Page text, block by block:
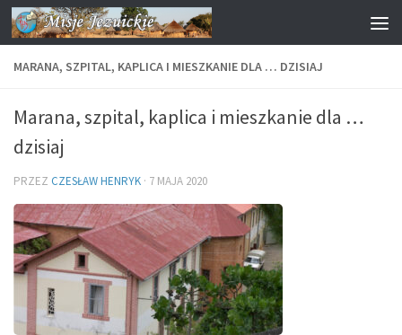
Przejdź do treści
MARANA, SZPITAL, KAPLICA I MIESZKANIE DLA … DZISIAJ
Marana, szpital, kaplica i mieszkanie dla …
dzisiaj
PRZEZ CZESŁAW HENRYK · 7 MAJA 2020